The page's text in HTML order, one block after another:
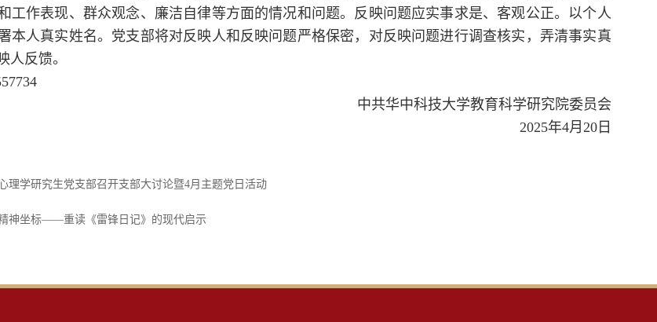
工作表现、群众观念、廉洁自律等方面的情况和问题。反映问题应实事求是、客观公正。以个人
本人真实姓名。党支部将对反映人和反映问题严格保密，对反映问题进行调查核实，弄清事实真
人反馈。
中共华中科技大学教育科学研究院委员会
2025年4月20日
理学研究生党支部召开支部大讨论暨4月主题党日活动
精神坐标——重读《雷锋日记》的现代启示